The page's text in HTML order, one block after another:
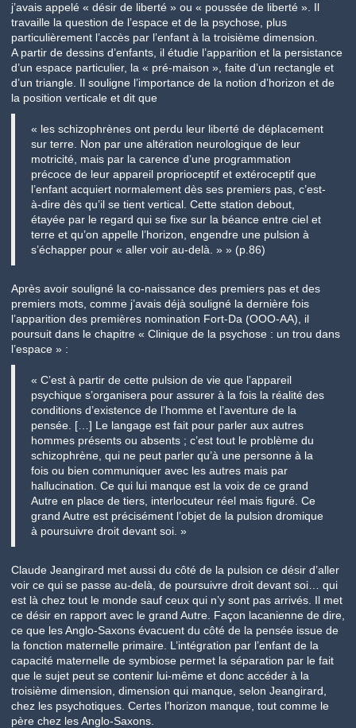
j’avais appelé « désir de liberté » ou « poussée de liberté ». Il
travaille la question de l’espace et de la psychose, plus
particulièrement l’accès par l’enfant à la troisième dimension.
A partir de dessins d’enfants, il étudie l’apparition et la persistance
d’un espace particulier, la « pré-maison », faite d’un rectangle et
d’un triangle. Il souligne l’importance de la notion d’horizon et de
la position verticale et dit que
« les schizophrènes ont perdu leur liberté de déplacement
sur terre. Non par une altération neurologique de leur
motricité, mais par la carence d’une programmation
précoce de leur appareil proprioceptif et extéroceptif que
l’enfant acquiert normalement dès ses premiers pas, c’est-
à-dire dès qu’il se tient vertical. Cette station debout,
étayée par le regard qui se fixe sur la béance entre ciel et
terre et qu’on appelle l’horizon, engendre une pulsion à
s’échapper pour « aller voir au-delà. » » (p.86)
Après avoir souligné la co-naissance des premiers pas et des
premiers mots, comme j’avais déjà souligné la dernière fois
l’apparition des premières nomination Fort-Da (OOO-AA), il
poursuit dans le chapitre « Clinique de la psychose : un trou dans
l’espace » :
« C’est à partir de cette pulsion de vie que l’appareil
psychique s’organisera pour assurer à la fois la réalité des
conditions d’existence de l’homme et l’aventure de la
pensée. […] Le langage est fait pour parler aux autres
hommes présents ou absents ; c’est tout le problème du
schizophrène, qui ne peut parler qu’à une personne à la
fois ou bien communiquer avec les autres mais par
hallucination. Ce qui lui manque est la voix de ce grand
Autre en place de tiers, interlocuteur réel mais figuré. Ce
grand Autre est précisément l’objet de la pulsion dromique
à poursuivre droit devant soi. »
Claude Jeangirard met aussi du côté de la pulsion ce désir d’aller
voir ce qui se passe au-delà, de poursuivre droit devant soi… qui
est là chez tout le monde sauf ceux qui n’y sont pas arrivés. Il met
ce désir en rapport avec le grand Autre. Façon lacanienne de dire,
ce que les Anglo-Saxons évacuent du côté de la pensée issue de
la fonction maternelle primaire. L’intégration par l’enfant de la
capacité maternelle de symbiose permet la séparation par le fait
que le sujet peut se contenir lui-même et donc accéder à la
troisième dimension, dimension qui manque, selon Jeangirard,
chez les psychotiques. Certes l’horizon manque, tout comme le
père chez les Anglo-Saxons.